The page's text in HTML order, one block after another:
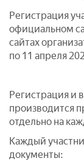
Регистрация
официальном
сайтах
по 11 апреля
Регистрация и
производится
отдельно на
Каждый
документы: